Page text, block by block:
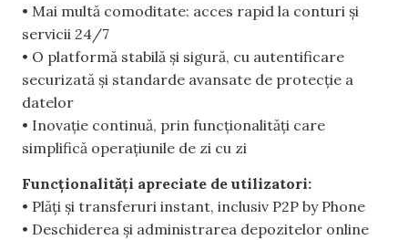
• Mai multă comoditate: acces rapid la conturi și
servicii 24/7
• O platformă stabilă și sigură, cu autentificare
securizată și standarde avansate de protecție a
datelor
• Inovație continuă, prin funcționalități care
simplifică operațiunile de zi cu zi
Funcționalități apreciate de utilizatori:
• Plăți și transferuri instant, inclusiv P2P by Phone
• Deschiderea și administrarea depozitelor online